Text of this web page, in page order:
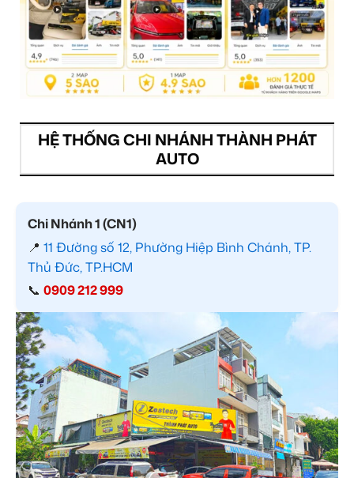
HỆ THỐNG CHI NHÁNH THÀNH PHÁT
AUTO
Chi Nhánh 1 (CN1)
📍 11 Đường số 12, Phường Hiệp Bình Chánh, TP.
Thủ Đức, TP.HCM
📞 0909 212 999